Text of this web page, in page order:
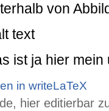
von
ist ja hier
in writeLaTeX
hier editierbar